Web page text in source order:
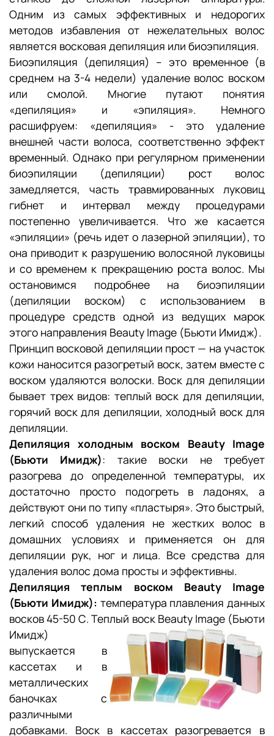
Одним из самых эффективных и недорогих
методов избавления от нежелательных волос
является восковая депиляция или биоэпиляция.
Биоэпиляция (депиляция) – это временное (в
среднем на 3-4 недели) удаление волос воском
или смолой. Многие путают понятия
«депиляция» и «эпиляция». Немного
расшифруем: «депиляция» - это удаление
внешней части волоса, соответственно эффект
временный. Однако при регулярном применении
биоэпиляции (депиляции) рост волос
замедляется, часть травмированных луковиц
гибнет и интервал между процедурами
постепенно увеличивается. Что же касается
«эпиляции» (речь идет о лазерной эпиляции), то
она приводит к разрушению волосяной луковицы
и со временем к прекращению роста волос. Мы
остановимся подробнее на биоэпиляции
(депиляции воском) с использованием в
процедуре средств одной из ведущих марок
этого направления Beauty Image (Бьюти Имидж).
Принцип восковой депиляции прост — на участок
кожи наносится разогретый воск, затем вместе с
воском удаляются волоски. Воск для депиляции
бывает трех видов: теплый воск для депиляции,
горячий воск для депиляции, холодный воск для
депиляции.
Депиляция холодным воском Beauty Image
(Бьюти Имидж): такие воски не требует
разогрева до определенной температуры, их
достаточно просто подогреть в ладонях, а
действуют они по типу «пластыря». Это быстрый,
легкий способ удаления не жестких волос в
домашних условиях и применяется он для
депиляции рук, ног и лица. Все средства для
удаления волос дома просты и эффективны.
Депиляция теплым воском Beauty Image
(Бьюти Имидж): температура плавления данных
восков 45-50 С. Теплый воск Beauty Image (Бьюти
Имидж)
выпускается в
кассетах и в
металлических
баночках с
различными
добавками. Воск в кассетах разогревается в